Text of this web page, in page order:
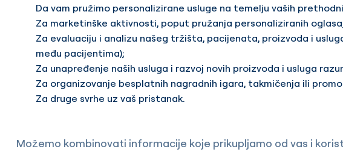
Da vam pružimo personalizirane usluge na temelju vaših
Za marketinške aktivnosti, poput pružanja personaliziranih
Za evaluaciju i analizu našeg tržišta, pacijenata, proizvoda i
među pacijentima);
Za unapređenje naših usluga i razvoj novih proizvoda i usluga
Za organizovanje besplatnih nagradnih igara, takmičenja ili
Za druge svrhe uz vaš pristanak.
Možemo kombinovati informacije koje prikupljamo od vas i